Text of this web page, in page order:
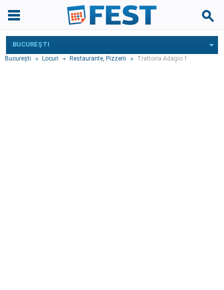
BUCUREŞTI
Bucureşti Locuri Restaurante, Pizzerii Trattoria Adagio 1